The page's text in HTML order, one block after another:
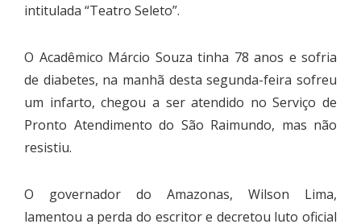
intitulada “Teatro Seleto”.
O Acadêmico Márcio Souza tinha 78 anos e sofria
de diabetes, na manhã desta segunda-feira sofreu
um infarto, chegou a ser atendido no Serviço de
Pronto Atendimento do São Raimundo, mas não
resistiu.
O governador do Amazonas, Wilson Lima,
lamentou a perda do escritor e decretou luto oficial